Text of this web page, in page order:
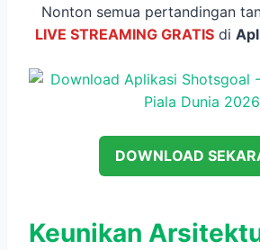
Nonton semua pertandingan
LIVE STREAMING GRATIS di
DOWNLOAD
Keunikan